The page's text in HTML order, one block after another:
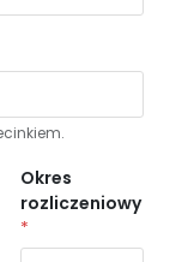
Okres
rozliczeniowy
*